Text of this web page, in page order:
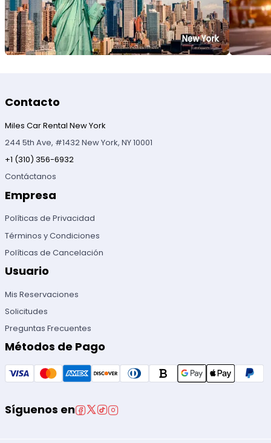
Contacto
Miles Car Rental New York
244 5th Ave, #1432 New York, NY 10001
+1 (310) 356-6932
Contáctanos
Empresa
Políticas de Privacidad
Términos y Condiciones
Políticas de Cancelación
Usuario
Mis Reservaciones
Solicitudes
Preguntas Frecuentes
Métodos de Pago
Síguenos en